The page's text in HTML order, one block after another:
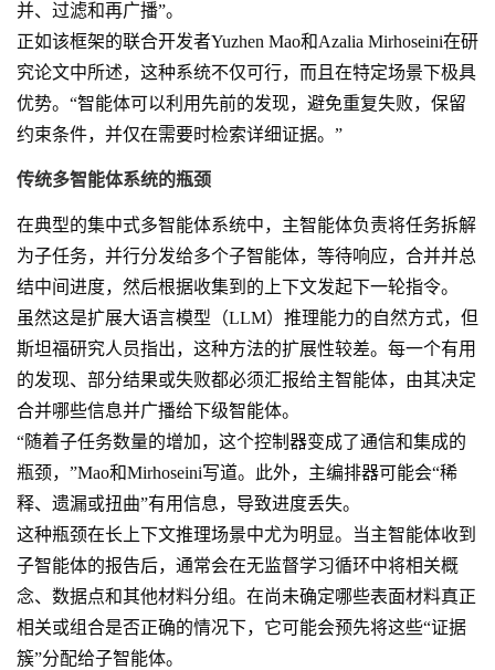
并、过滤和再广播”。
正如该框架的联合开发者Yuzhen Mao和Azalia Mirhoseini在研
究论文中所述，这种系统不仅可行，而且在特定场景下极具
优势。“智能体可以利用先前的发现，避免重复失败，保留
约束条件，并仅在需要时检索详细证据。”
传统多智能体系统的瓶颈
在典型的集中式多智能体系统中，主智能体负责将任务拆解
为子任务，并行分发给多个子智能体，等待响应，合并并总
结中间进度，然后根据收集到的上下文发起下一轮指令。
虽然这是扩展大语言模型（LLM）推理能力的自然方式，但
斯坦福研究人员指出，这种方法的扩展性较差。每一个有用
的发现、部分结果或失败都必须汇报给主智能体，由其决定
合并哪些信息并广播给下级智能体。
“随着子任务数量的增加，这个控制器变成了通信和集成的
瓶颈，”Mao和Mirhoseini写道。此外，主编排器可能会“稀
释、遗漏或扭曲”有用信息，导致进度丢失。
这种瓶颈在长上下文推理场景中尤为明显。当主智能体收到
子智能体的报告后，通常会在无监督学习循环中将相关概
念、数据点和其他材料分组。在尚未确定哪些表面材料真正
相关或组合是否正确的情况下，它可能会预先将这些“证据
簇”分配给子智能体。